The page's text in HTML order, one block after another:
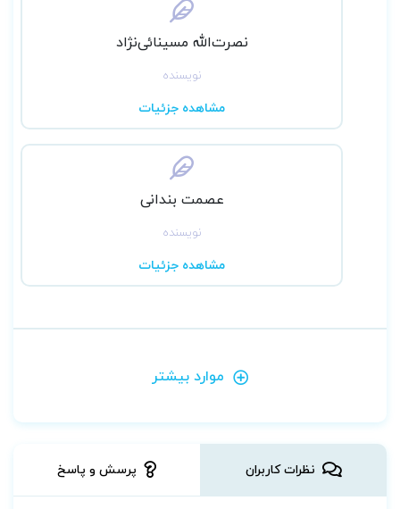
نصرت‌الله مسینائی‌نژاد
نویسنده
مشاهده جزئیات
عصمت بندانی
نویسنده
مشاهده جزئیات
موارد بیشتر
نظرات کاربران پرسش و پاسخ